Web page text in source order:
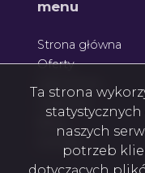
menu
Strona główna
Oferty
Ta strona
naszych
potrzeb
dotyczących